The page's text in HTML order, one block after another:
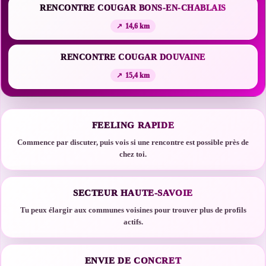
RENCONTRE COUGAR BONS-EN-CHABLAIS
14,6 km
RENCONTRE COUGAR DOUVAINE
15,4 km
FEELING RAPIDE
Commence par discuter, puis vois si une rencontre est possible près de
chez toi.
SECTEUR HAUTE-SAVOIE
Tu peux élargir aux communes voisines pour trouver plus de profils
actifs.
ENVIE DE CONCRET